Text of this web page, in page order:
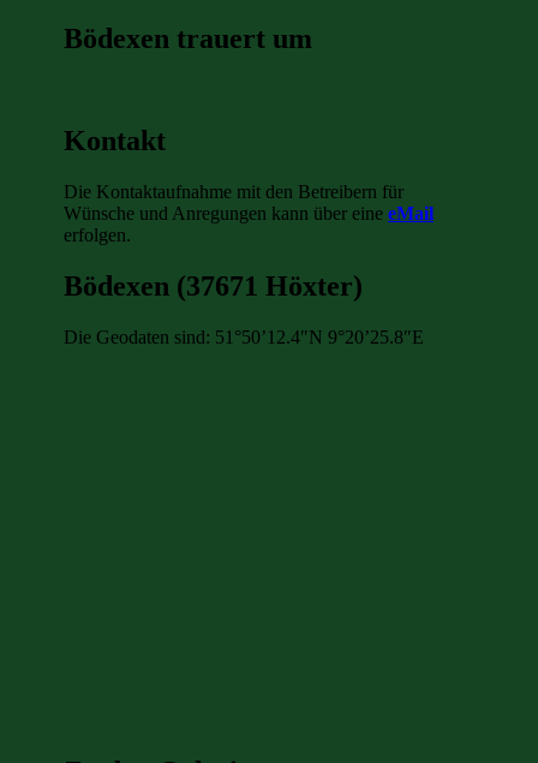
Bödexen trauert um
Kontakt
Die Kontaktaufnahme mit den Betreibern für
Wünsche und Anregungen kann über eine eMail
erfolgen.
Bödexen (37671 Höxter)
Die Geodaten sind: 51°50’12.4″N 9°20’25.8″E